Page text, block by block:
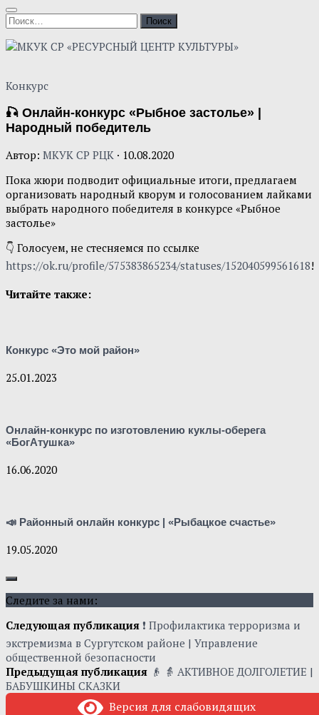
Конкурс
🎣 Онлайн-конкурс «Рыбное застолье» |
Народный победитель
Автор: МКУК СР РЦК · 10.08.2020
Пока жюри подводит официальные итоги, предлагаем
организовать народный кворум и голосованием лайками
выбрать народного победителя в конкурсе «Рыбное
застолье»
👇 Голосуем, не стесняемся по ссылке
https://ok.ru/profile/575383865234/statuses/152040599561618!
Читайте также:
Конкурс «Это мой район»
25.01.2023
Онлайн-конкурс по изготовлению куклы-оберега
«БогАтушка»
16.06.2020
📣 Районный онлайн конкурс | «Рыбацкое счастье»
19.05.2020
Следите за нами:
Следующая публикация ❗ Профилактика терроризма и
экстремизма в Сургутском районе | Управление
общественной безопасности
Предыдущая публикация 👴 👵 АКТИВНОЕ ДОЛГОЛЕТИЕ |
БАБУШКИНЫ СКАЗКИ
Версия для слабовидящих